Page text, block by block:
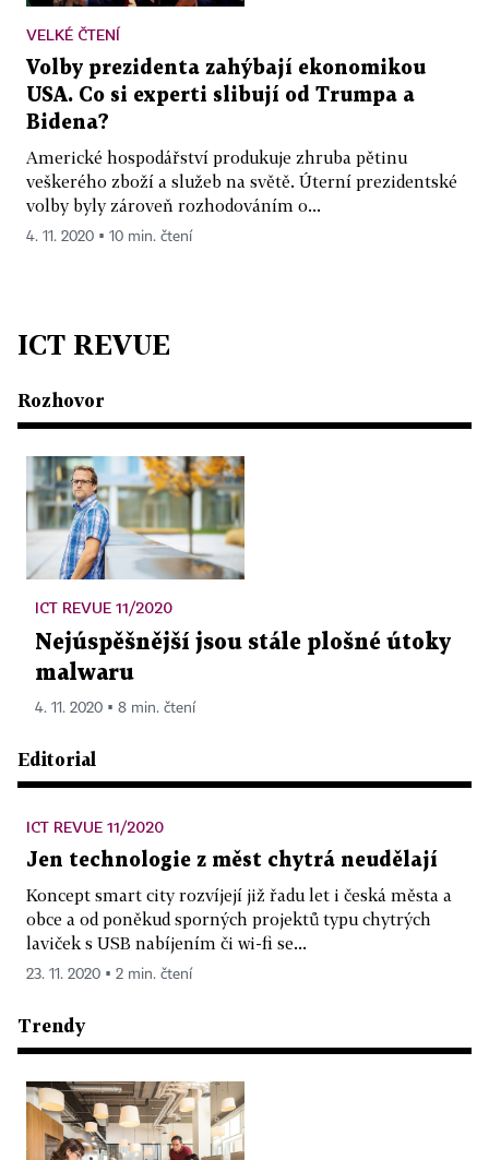
VELKÉ ČTENÍ
Volby prezidenta zahýbají ekonomikou
USA. Co si experti slibují od Trumpa a
Bidena?
Americké hospodářství produkuje zhruba pětinu
veškerého zboží a služeb na světě. Úterní prezidentské
volby byly zároveň rozhodováním o...
4. 11. 2020 ▪ 10 min. čtení
ICT REVUE
Rozhovor
Nejúspěšnější jsou stále plošné útoky
malwaru
ICT REVUE 11/2020
4. 11. 2020 ▪ 8 min. čtení
Editorial
ICT REVUE 11/2020
Jen technologie z měst chytrá neudělají
Koncept smart city rozvíjejí již řadu let i česká města a
obce a od poněkud sporných projektů typu chytrých
laviček s USB nabíjením či wi-fi se...
23. 11. 2020 ▪ 2 min. čtení
Trendy